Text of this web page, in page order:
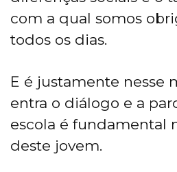
com a qual somos
todos os dias.
E é justamente nesse
entra o diálogo e a
escola é fundamental
deste jovem.